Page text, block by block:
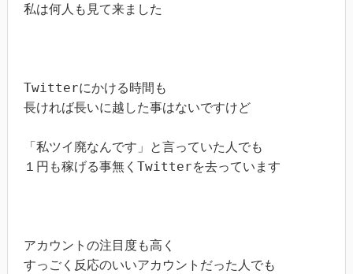
私は何人も見て来ました
Twitterにかける時間も
長ければ長いに越した事はないですけど
「私ツイ廃なんです」と言っていた人でも
１円も稼げる事無くTwitterを去っています
アカウントの注目度も高く
すっごく反応のいいアカウントだった人でも